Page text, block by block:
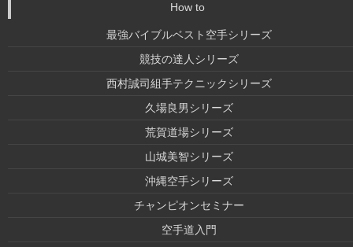
How to
最強バイブルベスト空手シリーズ
競技の達人シリーズ
西村誠司組手テクニックシリーズ
久場良男シリーズ
荒賀道場シリーズ
山城美智シリーズ
沖縄空手シリーズ
チャンピオンセミナー
空手道入門